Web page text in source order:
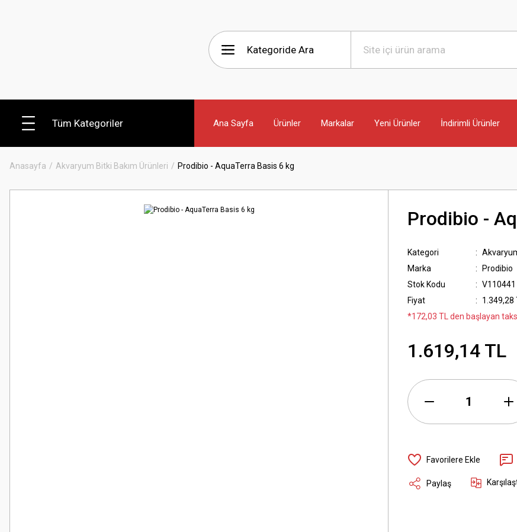
Tüm Kategoriler Ana Sayfa Ürünler Markalar Yeni Ürünler İndirimli Ürünler
Anasayfa Akvaryum Bitki Bakım Ürünleri Prodibio - AquaTerra Basis 6 kg
Prodibio -
Kategori
Marka
Prodibio
Stok Kodu
V110441
Fiyat
1.349,28
*172,03 TL den başlayan
1.619,14 TL
Paylaş